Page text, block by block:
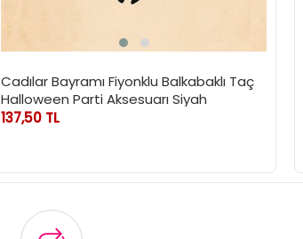
Cadılar Bayramı Fiyonklu Balkabaklı Taç
Halloween Parti Aksesuarı Siyah
137,50 TL